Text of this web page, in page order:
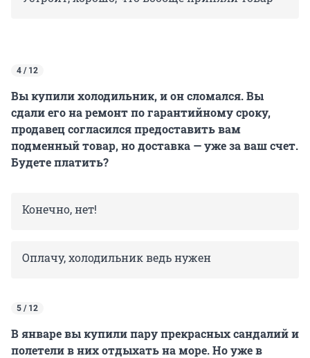
4 / 12
Вы купили холодильник, и он сломался. Вы
сдали его на ремонт по гарантийному сроку,
продавец согласился предоставить вам
подменный товар, но доставка — уже за ваш счет.
Будете платить?
Конечно, нет!
Оплачу, холодильник ведь нужен
5 / 12
В январе вы купили пару прекрасных сандалий и
полетели в них отдыхать на море. Но уже в